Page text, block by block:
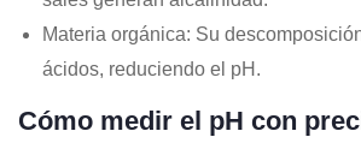
Materia orgánica: Su
ácidos, reduciendo el pH.
Cómo medir el pH con